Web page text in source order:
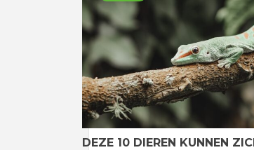
DEZE 10 DIEREN KUNNEN